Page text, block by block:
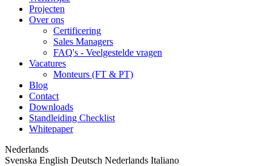
Projecten
Over ons
Certificering
Sales Managers
FAQ's - Veelgestelde vragen
Vacatures
Monteurs (FT & PT)
Blog
Contact
Downloads
Standleiding Checklist
Whitepaper
Nederlands
Svenska English Deutsch Nederlands Italiano